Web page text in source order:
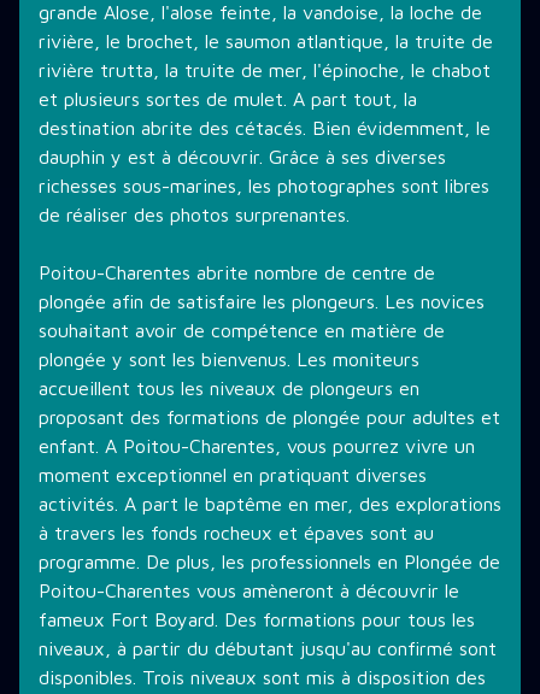
grande Alose, l'alose feinte, la vandoise, la loche de
rivière, le brochet, le saumon atlantique, la truite de
rivière trutta, la truite de mer, l'épinoche, le chabot
et plusieurs sortes de mulet. A part tout, la
destination abrite des cétacés. Bien évidemment, le
dauphin y est à découvrir. Grâce à ses diverses
richesses sous-marines, les photographes sont libres
de réaliser des photos surprenantes.
Poitou-Charentes abrite nombre de centre de
plongée afin de satisfaire les plongeurs. Les novices
souhaitant avoir de compétence en matière de
plongée y sont les bienvenus. Les moniteurs
accueillent tous les niveaux de plongeurs en
proposant des formations de plongée pour adultes et
enfant. A Poitou-Charentes, vous pourrez vivre un
moment exceptionnel en pratiquant diverses
activités. A part le baptême en mer, des explorations
à travers les fonds rocheux et épaves sont au
programme. De plus, les professionnels en Plongée de
Poitou-Charentes vous amèneront à découvrir le
fameux Fort Boyard. Des formations pour tous les
niveaux, à partir du débutant jusqu'au confirmé sont
disponibles. Trois niveaux sont mis à disposition des